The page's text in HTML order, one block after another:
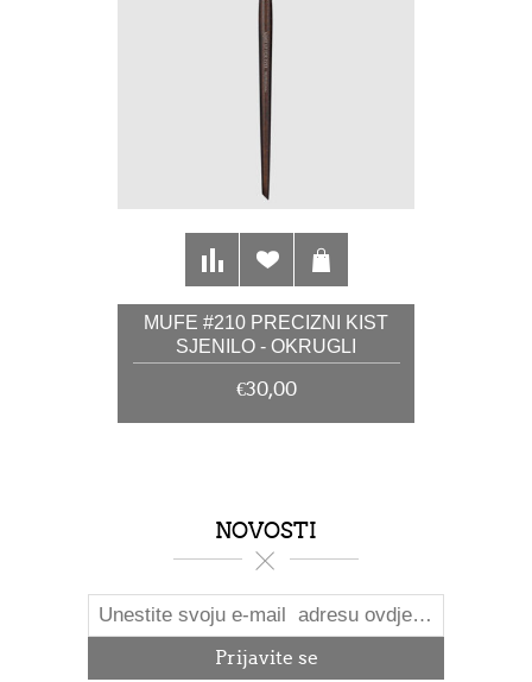
MUFE #210 PRECIZNI KIST
SJENILO - OKRUGLI
€30,00
NOVOSTI